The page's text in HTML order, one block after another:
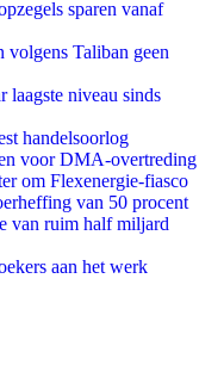
sparen vanaf
volgens Taliban geen
laagste niveau sinds
handelsoorlog
voor DMA-overtreding
om Flexenergie-fiasco
van 50 procent
van ruim half miljard
aan het werk